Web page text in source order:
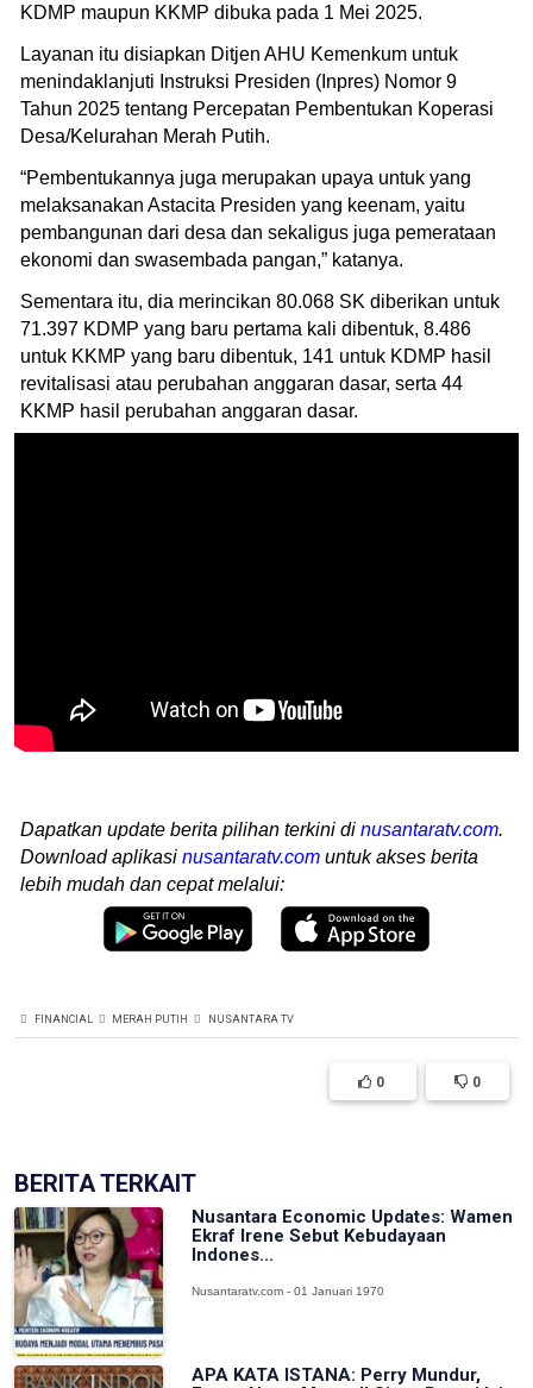
KDMP maupun KKMP dibuka pada 1 Mei 2025.
Layanan itu disiapkan Ditjen AHU Kemenkum untuk
menindaklanjuti Instruksi Presiden (Inpres) Nomor 9
Tahun 2025 tentang Percepatan Pembentukan Koperasi
Desa/Kelurahan Merah Putih.
“Pembentukannya juga merupakan upaya untuk yang
melaksanakan Astacita Presiden yang keenam, yaitu
pembangunan dari desa dan sekaligus juga pemerataan
ekonomi dan swasembada pangan,” katanya.
Sementara itu, dia merincikan 80.068 SK diberikan untuk
71.397 KDMP yang baru pertama kali dibentuk, 8.486
untuk KKMP yang baru dibentuk, 141 untuk KDMP hasil
revitalisasi atau perubahan anggaran dasar, serta 44
KKMP hasil perubahan anggaran dasar.
Dapatkan update berita pilihan terkini di nusantaratv.com.
Download aplikasi nusantaratv.com untuk akses berita
lebih mudah dan cepat melalui:
FINANCIAL MERAH PUTIH NUSANTARA TV
0 0
BERITA TERKAIT
Nusantara Economic Updates: Wamen
Ekraf Irene Sebut Kebudayaan
Indones...
Nusantaratv.com - 01 Januari 1970
APA KATA ISTANA: Perry Mundur,